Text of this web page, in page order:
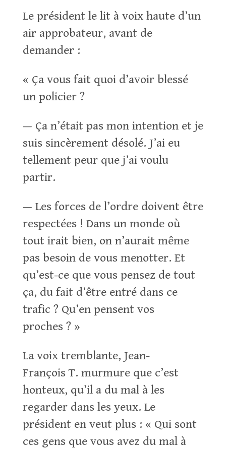
Le président le lit à voix haute d’un
air approbateur, avant de
demander :
« Ça vous fait quoi d’avoir blessé
un policier ?
— Ça n’était pas mon intention et je
suis sincèrement désolé. J’ai eu
tellement peur que j’ai voulu
partir.
— Les forces de l’ordre doivent être
respectées ! Dans un monde où
tout irait bien, on n’aurait même
pas besoin de vous menotter. Et
qu’est-ce que vous pensez de tout
ça, du fait d’être entré dans ce
trafic ? Qu’en pensent vos
proches ? »
La voix tremblante, Jean-
François T. murmure que c’est
honteux, qu’il a du mal à les
regarder dans les yeux. Le
président en veut plus : « Qui sont
ces gens que vous avez du mal à